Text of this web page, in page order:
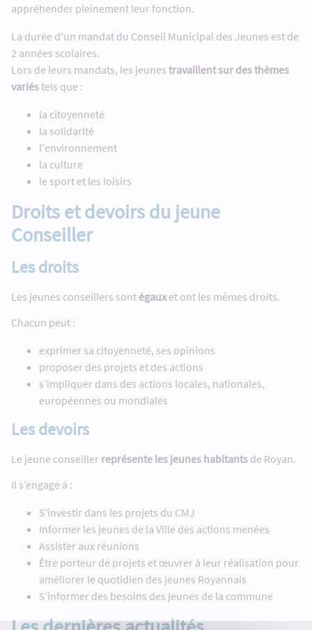
appréhender pleinement leur fonction.
La durée d'un mandat du Conseil Municipal des Jeunes est de
2 années scolaires.
Lors de leurs mandats, les jeunes travaillent sur des thèmes
variéstels que :
la citoyenneté
la solidarité
l'environnement
la culture
le sport et les loisirs
Droits et devoirs du jeune
Conseiller
Les droits
Les jeunes conseillers sont égaux et ont les mêmes droits.
Chacun peut :
exprimer sa citoyenneté, ses opinions
proposer des projets et des actions
s’impliquer dans des actions locales, nationales,
européennes ou mondiales
Les devoirs
Le jeune conseiller représente les jeunes habitants de Royan.
Il s’engage à :
S’investir dans les projets du CMJ
Informer les jeunes de la Ville des actions menées
Assister aux réunions
Être porteur de projets et œuvrer à leur réalisation pour
améliorer le quotidien des jeunes Royannais
S’informer des besoins des jeunes de la commune